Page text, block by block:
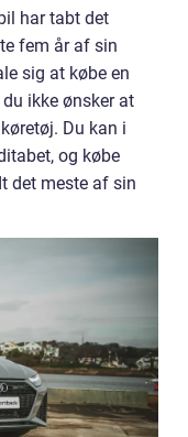
har tabt det
fem år af sin
sig at købe en
ikke ønsker at
Du kan i
og købe
det meste af sin